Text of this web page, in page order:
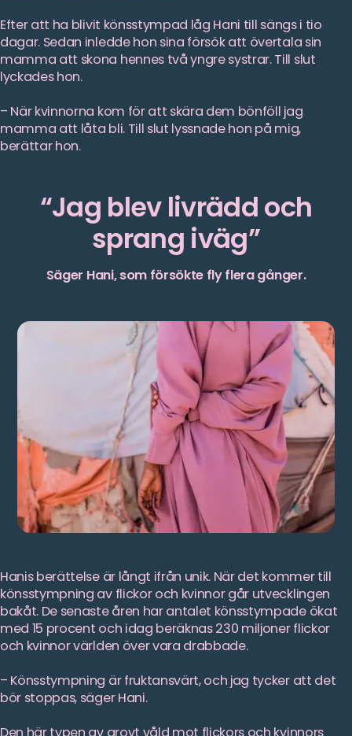
Efter att ha blivit könsstympad låg Hani till sängs i tio
dagar. Sedan inledde hon sina försök att övertala sin
mamma att skona hennes två yngre systrar. Till slut
lyckades hon.
– När kvinnorna kom för att skära dem bönföll jag
mamma att låta bli. Till slut lyssnade hon på mig,
berättar hon.
Jag blev livrädd och
sprang iväg
Säger Hani, som försökte fly flera gånger.
Hanis berättelse är långt ifrån unik. När det kommer till
könsstympning av flickor och kvinnor går utvecklingen
bakåt. De senaste åren har antalet könsstympade ökat
med 15 procent och idag beräknas 230 miljoner flickor
och kvinnor världen över vara drabbade.
– Könsstympning är fruktansvärt, och jag tycker att det
bör stoppas, säger Hani.